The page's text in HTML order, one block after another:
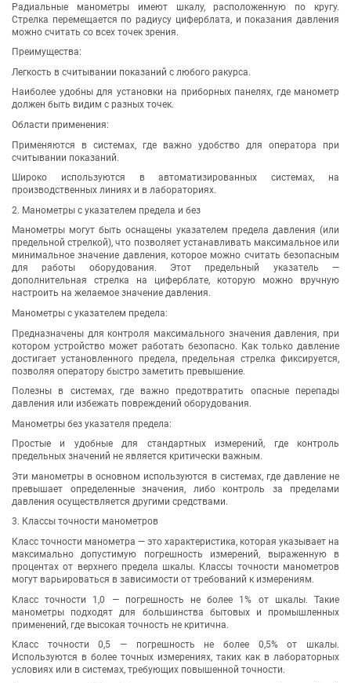
Радиальные манометры имеют шкалу, расположенную по кругу.
Стрелка перемещается по радиусу циферблата, и показания давления
можно считать со всех точек зрения.
Преимущества:
Легкость в считывании показаний с любого ракурса.
Наиболее удобны для установки на приборных панелях, где манометр
должен быть видим с разных точек.
Области применения:
Применяются в системах, где важно удобство для оператора при
считывании показаний.
Широко используются в автоматизированных системах, на
производственных линиях и в лабораториях.
2. Манометры с указателем предела и без
Манометры могут быть оснащены указателем предела давления (или
предельной стрелкой), что позволяет устанавливать максимальное или
минимальное значение давления, которое можно считать безопасным
для работы оборудования. Этот предельный указатель —
дополнительная стрелка на циферблате, которую можно вручную
настроить на желаемое значение давления.
Манометры с указателем предела:
Предназначены для контроля максимального значения давления, при
котором устройство может работать безопасно. Как только давление
достигает установленного предела, предельная стрелка фиксируется,
позволяя оператору быстро заметить превышение.
Полезны в системах, где важно предотвратить опасные перепады
давления или избежать повреждений оборудования.
Манометры без указателя предела:
Простые и удобные для стандартных измерений, где контроль
предельных значений не является критически важным.
Эти манометры в основном используются в системах, где давление не
превышает определенные значения, либо контроль за пределами
давления осуществляется другими средствами.
3. Классы точности манометров
Класс точности манометра — это характеристика, которая указывает на
максимально допустимую погрешность измерений, выраженную в
процентах от верхнего предела шкалы. Классы точности манометров
могут варьироваться в зависимости от требований к измерениям.
Класс точности 1,0 — погрешность не более 1% от шкалы. Такие
манометры подходят для большинства бытовых и промышленных
применений, где высокая точность не критична.
Класс точности 0,5 — погрешность не более 0,5% от шкалы.
Используются в более точных измерениях, таких как в лабораторных
условиях или в системах, требующих повышенной точности.